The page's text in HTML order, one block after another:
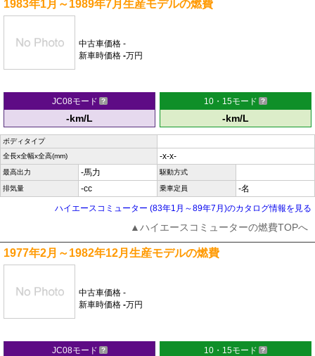
1983年1月～1989年7月生産モデルの燃費
中古車価格 -
新車時価格 -万円
JC08モード
-km/L
10・15モード
-km/L
ボディタイプ
全長x全幅x全高(mm)
-x-x-
最高出力 -馬力 駆動方式
排気量 -cc 乗車定員
-名
ハイエースコミューター (83年1月～89年7月)のカタログ情報を見る
▲ハイエースコミューターの燃費TOPへ
1977年2月～1982年12月生産モデルの燃費
中古車価格 -
新車時価格 -万円
JC08モード 10・15モード